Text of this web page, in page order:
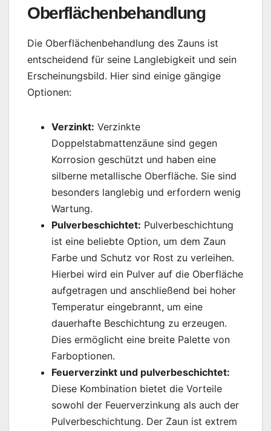
Oberflächenbehandlung
Die Oberflächenbehandlung des Zauns ist
entscheidend für seine Langlebigkeit und sein
Erscheinungsbild. Hier sind einige gängige
Optionen:
Verzinkt: Verzinkte
Doppelstabmattenzäune sind gegen
Korrosion geschützt und haben eine
silberne metallische Oberfläche. Sie sind
besonders langlebig und erfordern wenig
Wartung.
Pulverbeschichtet: Pulverbeschichtung
ist eine beliebte Option, um dem Zaun
Farbe und Schutz vor Rost zu verleihen.
Hierbei wird ein Pulver auf die Oberfläche
aufgetragen und anschließend bei hoher
Temperatur eingebrannt, um eine
dauerhafte Beschichtung zu erzeugen.
Dies ermöglicht eine breite Palette von
Farboptionen.
Feuerverzinkt und pulverbeschichtet:
Diese Kombination bietet die Vorteile
sowohl der Feuerverzinkung als auch der
Pulverbeschichtung. Der Zaun ist extrem